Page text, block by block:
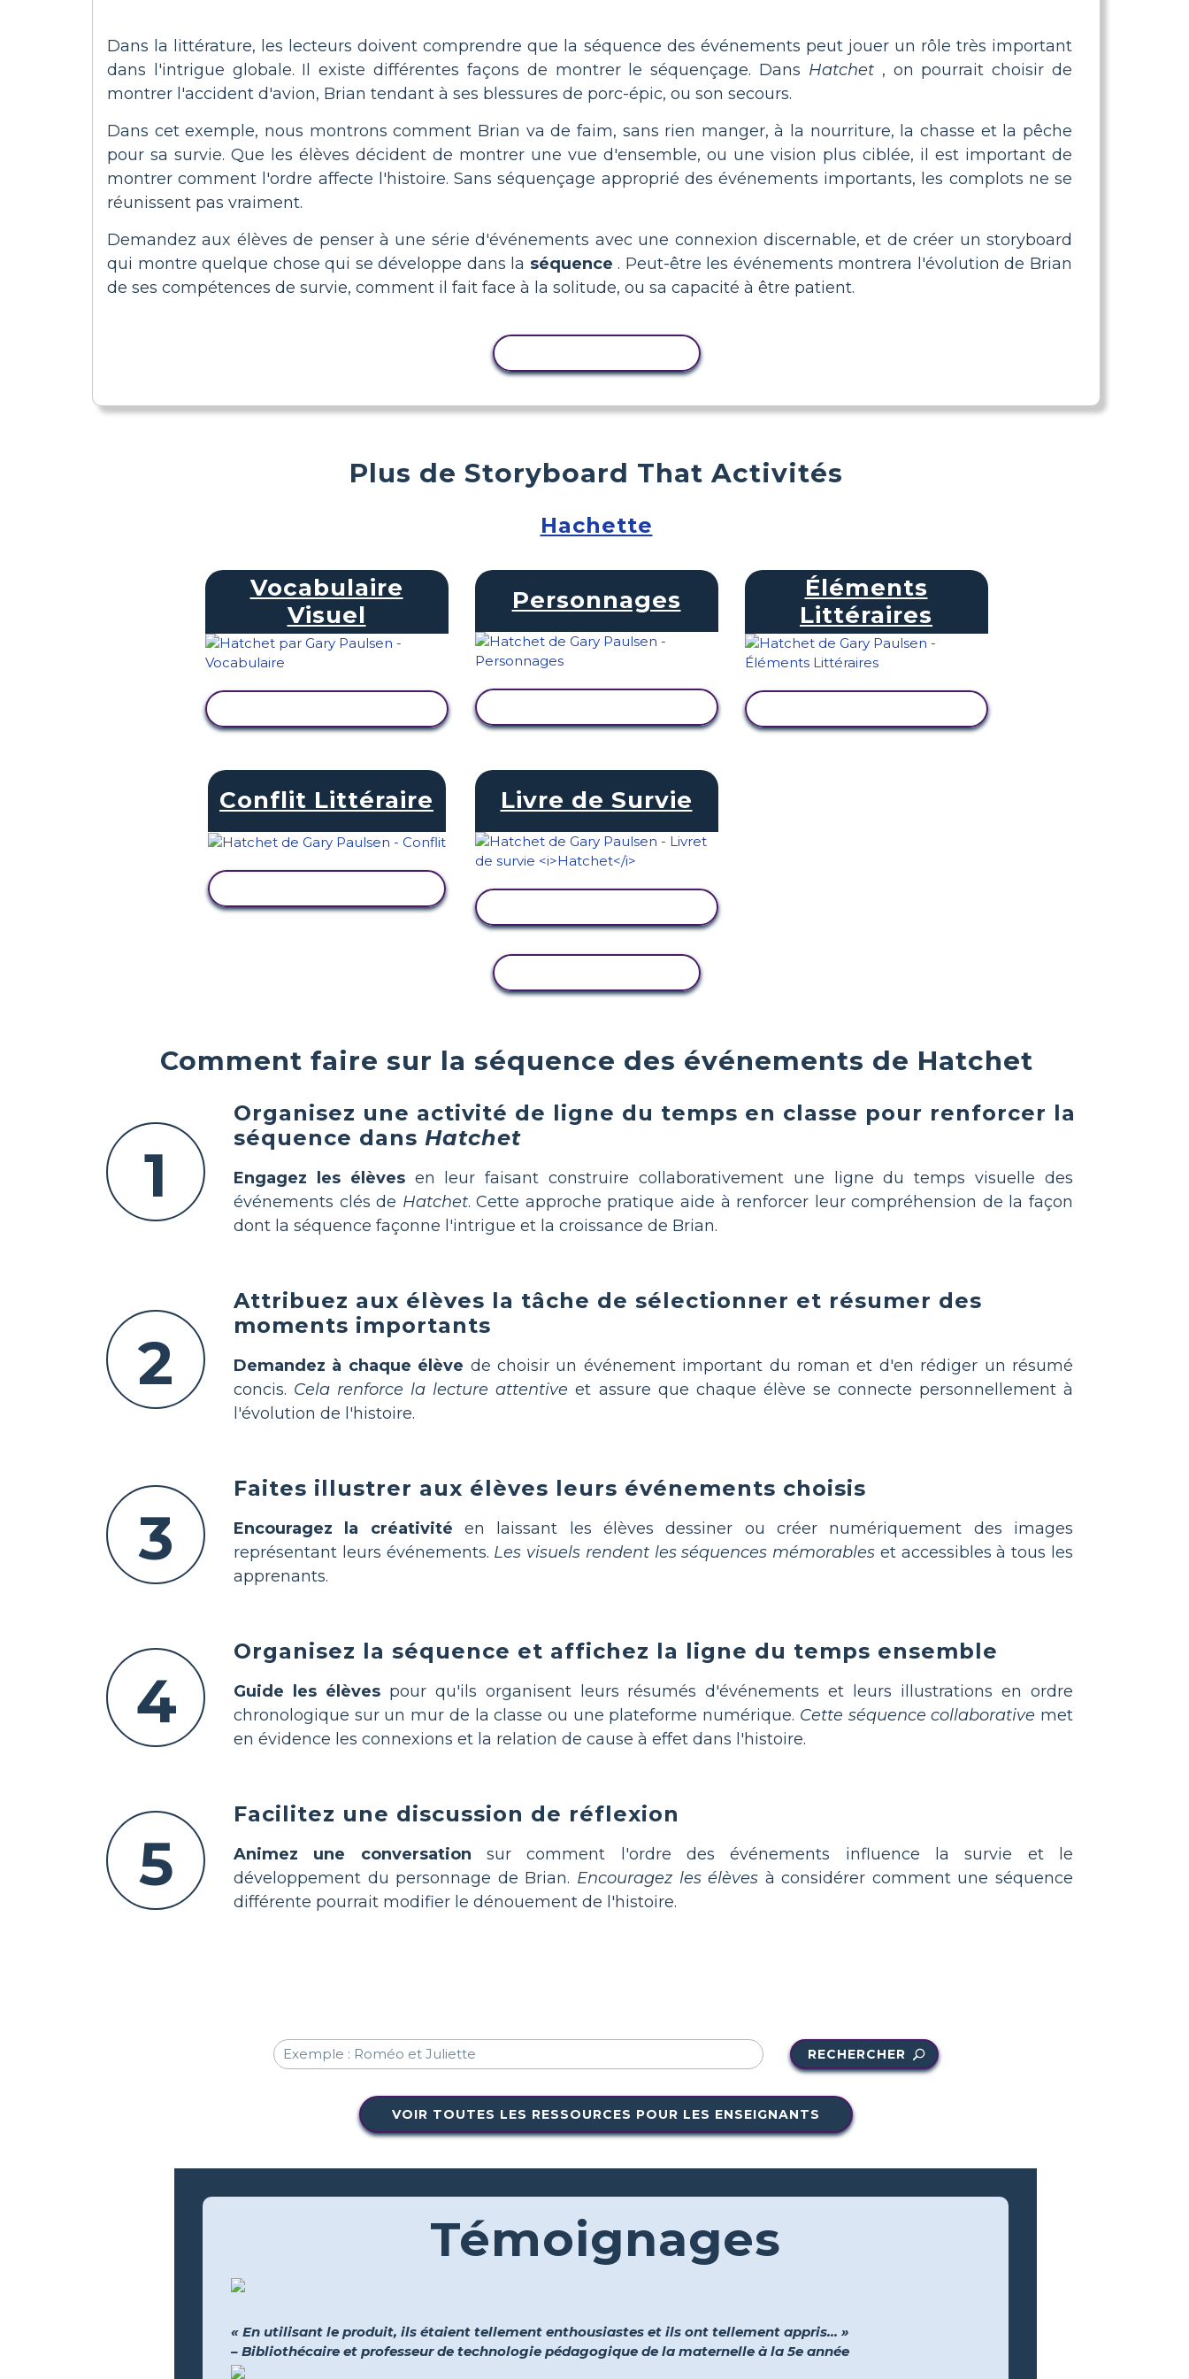
Dans la littérature, les lecteurs doivent comprendre que la séquence des événements peut jouer un rôle très important
dans l'intrigue globale. Il existe différentes façons de montrer le séquençage. Dans Hatchet, on pourrait choisir de
montrer l'accident d'avion, Brian tendant à ses blessures de porc-épic, ou son secours.
Dans cet exemple, nous montrons comment Brian va de faim, sans rien manger, à la nourriture, la chasse et la pêche
pour sa survie. Que les élèves décident de montrer une vue d'ensemble, ou une vision plus ciblée, il est important de
montrer comment l'ordre affecte l'histoire. Sans séquençage approprié des événements importants, les complots ne se
réunissent pas vraiment.
Demandez aux élèves de penser à une série d'événements avec une connexion discernable, et de créer un storyboard
qui montre quelque chose qui se développe dans la séquence . Peut-être les événements montrera l'évolution de Brian
de ses compétences de survie, comment il fait face à la solitude, ou sa capacité à être patient.
Comment faire sur la séquence des événements de Hatchet
1
Organisez une activité de ligne du temps en classe pour renforcer la
séquence dans Hatchet
Engagez les élèvesen leur faisant construire collaborativement une ligne du temps visuelle des
événements clés de Hatchet. Cette approche pratique aide à renforcer leur compréhension de la façon
dont la séquence façonne l'intrigue et la croissance de Brian.
2
Attribuez aux élèves la tâche de sélectionner et résumer des
moments importants
Demandez à chaque élève de choisir un événement important du roman et d'en rédiger un résumé
concis. Cela renforce la lecture attentive et assure que chaque élève se connecte personnellement à
l'évolution de l'histoire.
3
Faites illustrer aux élèves leurs événements choisis
Encouragez la créativité en laissant les élèves dessiner ou créer numériquement des images
représentant leurs événements. Les visuels rendent les séquences mémorables et accessibles à tous les
apprenants.
4
Organisez la séquence et affichez la ligne du temps ensemble
Guide les élèvespour qu'ils organisent leurs résumés d'événements et leurs illustrations en ordre
chronologique sur un mur de la classe ou une plateforme numérique. Cette séquence collaborative met
en évidence les connexions et la relation de cause à effet dans l'histoire.
5
Facilitez une discussion de réflexion
Animez une conversation sur comment l'ordre des événements influence la survie et le
développement du personnage de Brian. Encouragez les élèves à considérer comment une séquence
différente pourrait modifier le dénouement de l'histoire.
Plus de Storyboard That Activités
Hachette
Vocabulaire
Visuel
Personnages
Éléments
Littéraires
Conflit Littéraire Livre de Survie
RECHERCHER
VOIR TOUTES LES RESSOURCES POUR LES ENSEIGNANTS
Témoignages
« En utilisant le produit, ils étaient tellement enthousiastes et ils ont tellement appris... »
– Bibliothécaire et professeur de technologie pédagogique de la maternelle à la 5e année